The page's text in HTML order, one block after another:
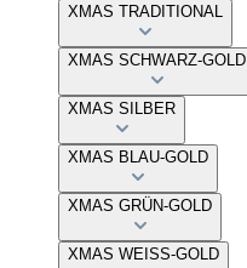
XMAS TRADITIONAL
XMAS SCHWARZ-GOLD
XMAS SILBER
XMAS BLAU-GOLD
XMAS GRÜN-GOLD
XMAS WEISS-GOLD